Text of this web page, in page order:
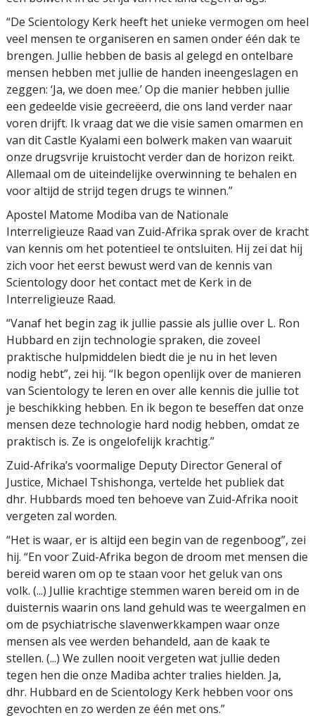
“De Scientology Kerk heeft het unieke vermogen om heel
veel mensen te organiseren en samen onder één dak te
brengen. Jullie hebben de basis al gelegd en ontelbare
mensen hebben met jullie de handen ineengeslagen en
zeggen: ‘Ja, we doen mee.’ Op die manier hebben jullie
een gedeelde visie gecreëerd, die ons land verder naar
voren drijft. Ik vraag dat we die visie samen omarmen en
van dit Castle Kyalami een bolwerk maken van waaruit
onze drugsvrije kruistocht verder dan de horizon reikt.
Allemaal om de uiteindelijke overwinning te behalen en
voor altijd de strijd tegen drugs te winnen.”
Apostel Matome Modiba van de Nationale
Interreligieuze Raad van Zuid-Afrika sprak over de kracht
van kennis om het potentieel te ontsluiten. Hij zei dat hij
zich voor het eerst bewust werd van de kennis van
Scientology door het contact met de Kerk in de
Interreligieuze Raad.
“Vanaf het begin zag ik jullie passie als jullie over L. Ron
Hubbard en zijn technologie spraken, die zoveel
praktische hulpmiddelen biedt die je nu in het leven
nodig hebt”, zei hij. “Ik begon openlijk over de manieren
van Scientology te leren en over alle kennis die jullie tot
je beschikking hebben. En ik begon te beseffen dat onze
mensen deze technologie hard nodig hebben, omdat ze
praktisch is. Ze is ongelofelijk krachtig.”
Zuid-Afrika’s voormalige Deputy Director General of
Justice, Michael Tshishonga, vertelde het publiek dat
dhr. Hubbards moed ten behoeve van Zuid-Afrika nooit
vergeten zal worden.
“Het is waar, er is altijd een begin van de regenboog”, zei
hij. “En voor Zuid-Afrika begon de droom met mensen die
bereid waren om op te staan voor het geluk van ons
volk. (...) Jullie krachtige stemmen waren bereid om in de
duisternis waarin ons land gehuld was te weergalmen en
om de psychiatrische slavenwerkkampen waar onze
mensen als vee werden behandeld, aan de kaak te
stellen. (...) We zullen nooit vergeten wat jullie deden
tegen hen die onze Madiba achter tralies hielden. Ja,
dhr. Hubbard en de Scientology Kerk hebben voor ons
gevochten en zo werden ze één met ons.”